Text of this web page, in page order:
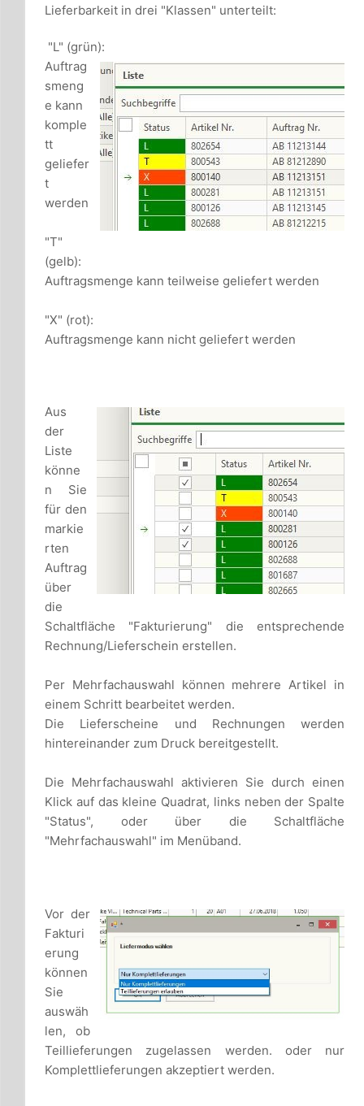
Lieferbarkeit in drei "Klassen" unterteilt:
"L" (grün):
Auftrag
smeng
e kann
komple
tt
geliefer
t
werden
"T"
(gelb):
Auftragsmenge kann teilweise geliefert werden
"X" (rot):
Auftragsmenge kann nicht geliefert werden
Aus
der
Liste
könne
n Sie
für den
markie
rten
Auftrag
über
die
Schaltfläche "Fakturierung" die entsprechende
Rechnung/Lieferschein erstellen.
Per Mehrfachauswahl können mehrere Artikel in
einem Schritt bearbeitet werden.
Die Lieferscheine und Rechnungen werden
hintereinander zum Druck bereitgestellt.
Die Mehrfachauswahl aktivieren Sie durch einen
Klick auf das kleine Quadrat, links neben der Spalte
"Status", oder über die Schaltfläche
"Mehrfachauswahl" im Menüband.
Vor der
Fakturi
erung
können
Sie
auswäh
len, ob
Teillieferungen zugelassen werden. oder nur
Komplettlieferungen akzeptiert werden.